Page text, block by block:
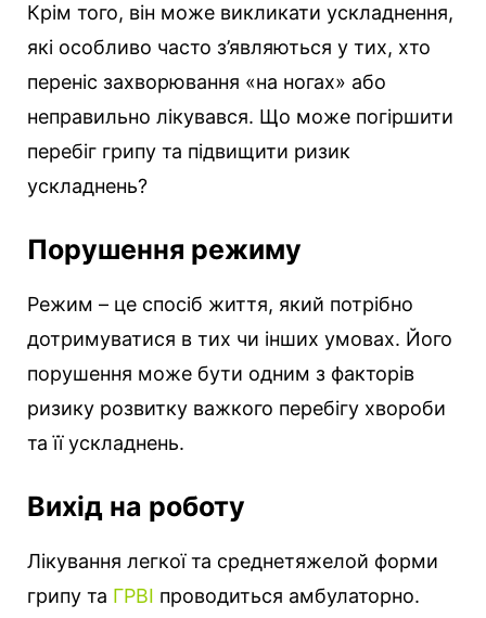
Крім того, він може викликати ускладнення,
які особливо часто з’являються у тих, хто
переніс захворювання «на ногах» або
неправильно лікувався. Що може погіршити
перебіг грипу та підвищити ризик
ускладнень?
Порушення режиму
Режим – це спосіб життя, який потрібно
дотримуватися в тих чи інших умовах. Його
порушення може бути одним з факторів
ризику розвитку важкого перебігу хвороби
та її ускладнень.
Вихід на роботу
Лікування легкої та среднетяжелой форми
грипу та ГРВІ проводиться амбулаторно.